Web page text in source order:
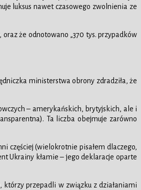
luksus nawet czasowego zwolnienia ze
oraz że odnotowano „370 tys. przypadków
ministerstwa obrony zdradziła, że
– amerykańskich, brytyjskich, ale i
Ta liczba obejmuje zarówno
częściej (wielokrotnie pisałem dlaczego,
Ukrainy kłamie – jego deklaracje oparte
którzy przepadli w związku z działaniami